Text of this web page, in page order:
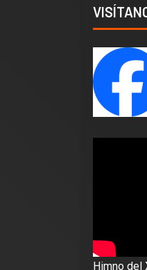
Himno del